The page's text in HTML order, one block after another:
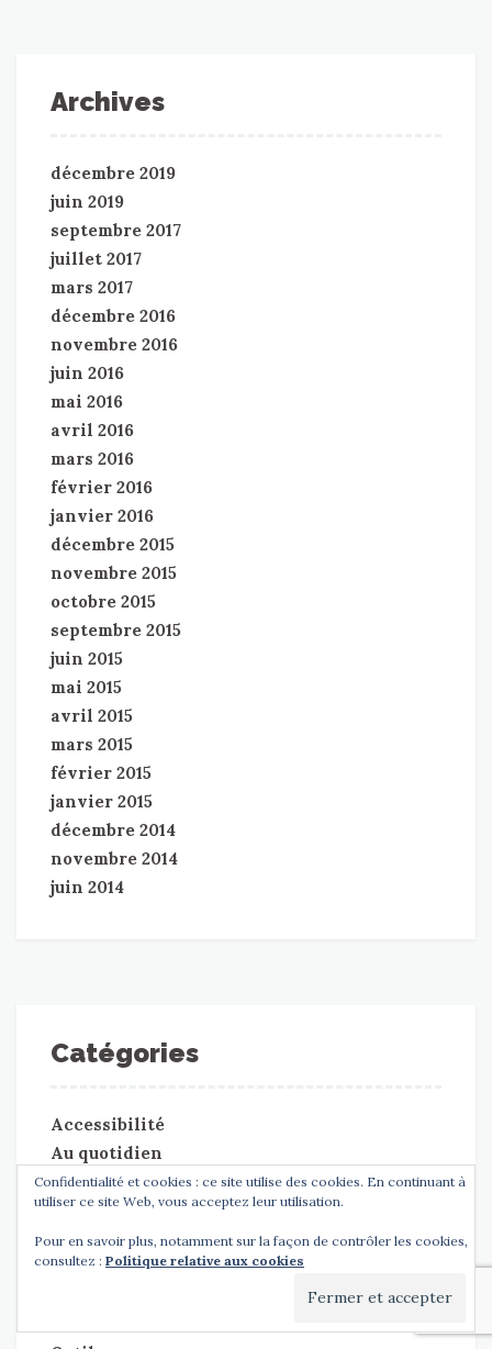
Archives
décembre 2019
juin 2019
septembre 2017
juillet 2017
mars 2017
décembre 2016
novembre 2016
juin 2016
mai 2016
avril 2016
mars 2016
février 2016
janvier 2016
décembre 2015
novembre 2015
octobre 2015
septembre 2015
juin 2015
mai 2015
avril 2015
mars 2015
février 2015
janvier 2015
décembre 2014
novembre 2014
juin 2014
Catégories
Accessibilité
Au quotidien
Comment gérer
Communication
Entourage
Evénement
Confidentialité et cookies : ce site utilise des cookies. En continuant à
utiliser ce site Web, vous acceptez leur utilisation.
Pour en savoir plus, notamment sur la façon de contrôler les cookies,
consultez : Politique relative aux cookies